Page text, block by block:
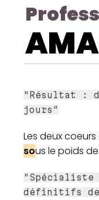
"Résultat :
jours"
Les deux coeurs
sous le poids
"Spécialiste
définitifs